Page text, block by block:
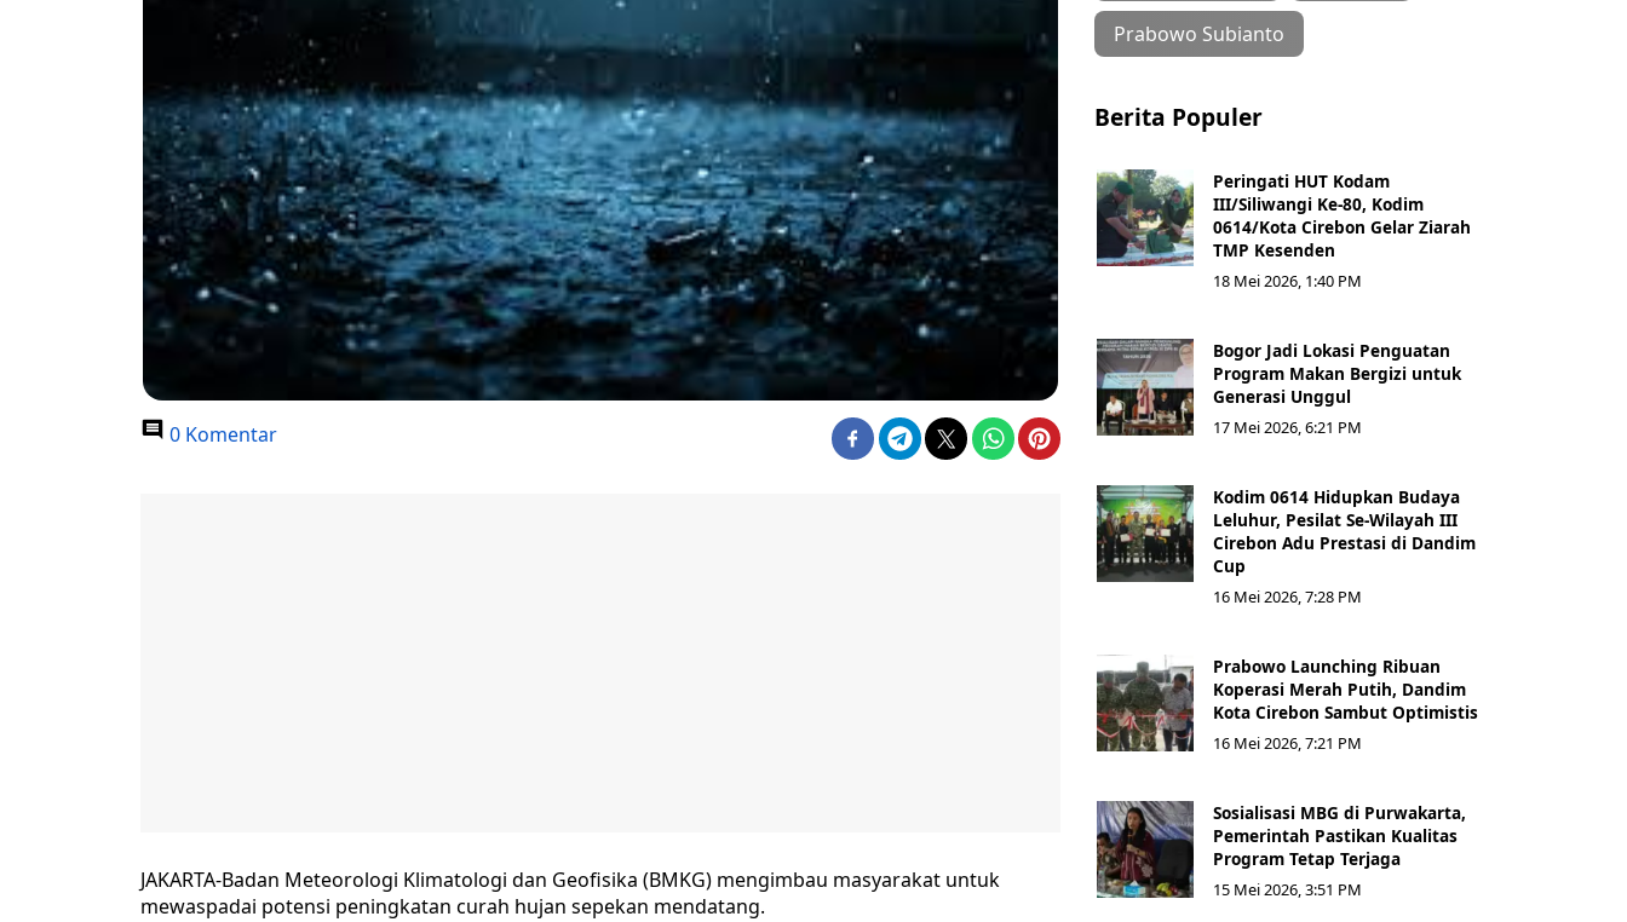
0 Komentar
JAKARTA-Badan Meteorologi Klimatologi dan Geofisika (BMKG) mengimbau masyarakat untuk
mewaspadai potensi peningkatan curah hujan sepekan mendatang.
Prabowo Subianto
Berita Populer
Peringati HUT Kodam
III/Siliwangi Ke-80, Kodim
0614/Kota Cirebon Gelar Ziarah
TMP Kesenden
18 Mei 2026, 1:40 PM
Bogor Jadi Lokasi Penguatan
Program Makan Bergizi untuk
Generasi Unggul
17 Mei 2026, 6:21 PM
Kodim 0614 Hidupkan Budaya
Leluhur, Pesilat Se-Wilayah III
Cirebon Adu Prestasi di Dandim
Cup
16 Mei 2026, 7:28 PM
Prabowo Launching Ribuan
Koperasi Merah Putih, Dandim
Kota Cirebon Sambut Optimistis
16 Mei 2026, 7:21 PM
Sosialisasi MBG di Purwakarta,
Pemerintah Pastikan Kualitas
Program Tetap Terjaga
15 Mei 2026, 3:51 PM